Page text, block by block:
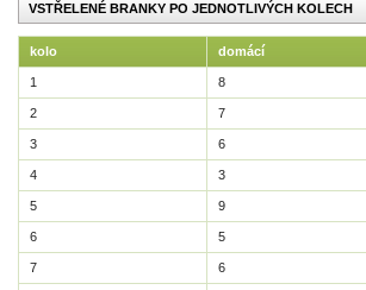
VSTŘELENÉ BRANKY PO JEDNOTLIVÝCH KOLECH
kolo domácí
1 8
2 7
3 6
4 3
5 9
6 5
7 6